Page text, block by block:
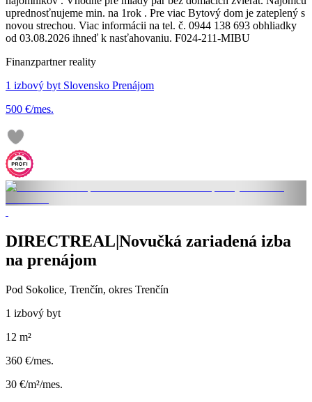
uprednosťnujeme min. na 1rok . Pre viac Bytový dom je zateplený s
novou strechou. Viac informácii na tel. č. 0944 138 693 obhliadky
od 03.08.2026 ihneď k nasťahovaniu. F024-211-MIBU
Finanzpartner reality
1 izbový byt Slovensko Prenájom
500 €/mes.
DIRECTREAL|Novučká zariadená izba
na prenájom
Pod Sokolice, Trenčín, okres Trenčín
1 izbový byt
12 m²
360 €/mes.
30 €/m²/mes.